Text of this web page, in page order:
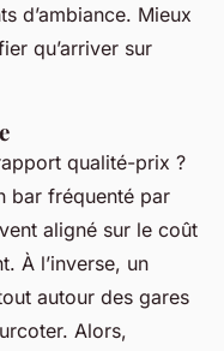
d’ambiance. Mieux
qu’arriver sur
qualité-prix ?
bar fréquenté par
aligné sur le coût
À l’inverse, un
autour des gares
Alors,